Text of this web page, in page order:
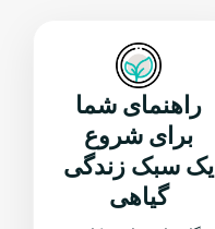
راهنمای شما
برای شروع
یک سبک زندگی
گیاهی